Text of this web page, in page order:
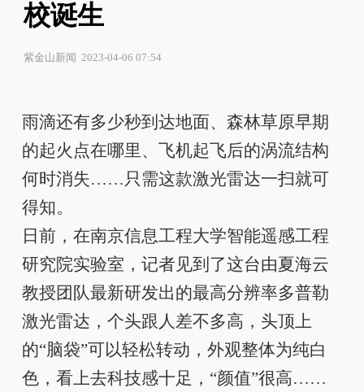
校诞生
紫金山新闻 2023-04-06 07:54
雨滴还有多少秒到达地面、森林草原早期
的起火点在哪里、飞机起飞后的涡流结构
何时消失……只需这款激光雷达一扫就可
得知。
日前，在南京信息工程大学智能遥感工程
研究院实验室，记者见到了这台由夏海云
教授团队最新研发出的最高分辨率多普勒
激光雷达，个头跟人差不多高，头顶上
的“脑袋”可以轻松转动，外观整体为纯白
色，看上去科技感十足，“颜值”很高……